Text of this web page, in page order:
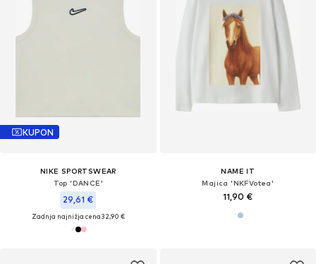
KUPON
NIKE SPORTSWEAR
Top 'DANCE'
29,61 €
Zadnja najnižja cena32,90 €
NAME IT
Majica 'NKFVotea'
11,90 €